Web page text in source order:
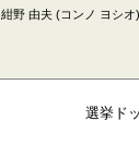
紺野 由夫 (コンノ ヨシオ)
選挙ド